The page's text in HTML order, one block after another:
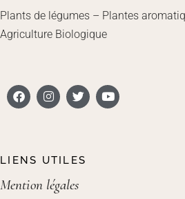
Plants de légumes – Plantes
Agriculture Biologique
LIENS UTILES
Mention légales